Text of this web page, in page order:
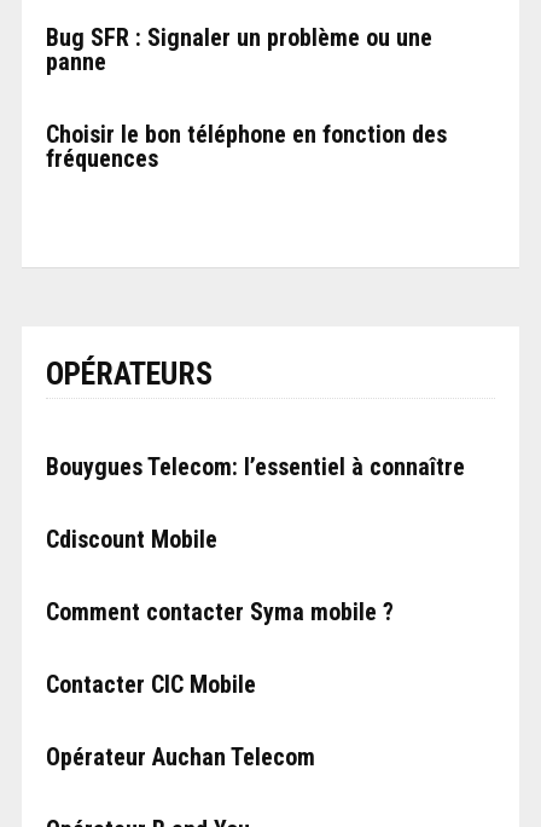
Bug SFR : Signaler un problème ou une
panne
Choisir le bon téléphone en fonction des
fréquences
OPÉRATEURS
Bouygues Telecom: l’essentiel à connaître
Cdiscount Mobile
Comment contacter Syma mobile ?
Contacter CIC Mobile
Opérateur Auchan Telecom